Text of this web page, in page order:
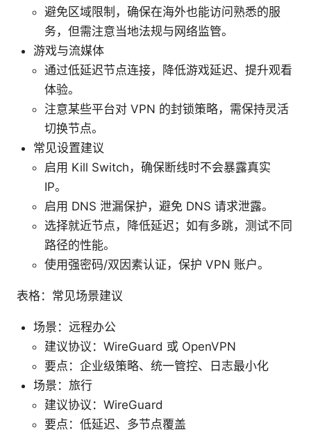
避免区域限制，确保在海外也能访问熟悉的服
务，但需注意当地法规与网络监管。
游戏与流媒体
通过低延迟节点连接，降低游戏延迟、提升观看
体验。
注意某些平台对 VPN 的封锁策略，需保持灵活
切换节点。
常见设置建议
启用 Kill Switch，确保断线时不会暴露真实
IP。
启用 DNS 泄漏保护，避免 DNS 请求泄露。
选择就近节点，降低延迟；如有多跳，测试不同
路径的性能。
使用强密码/双因素认证，保护 VPN 账户。
表格：常见场景建议
场景：远程办公
建议协议：WireGuard 或 OpenVPN
要点：企业级策略、统一管控、日志最小化
场景：旅行
建议协议：WireGuard
要点：低延迟、多节点覆盖